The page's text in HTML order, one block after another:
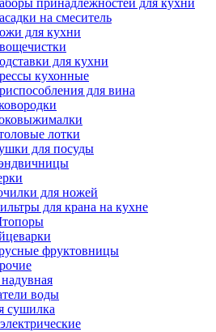
принадлежностей для кухни
на смеситель
для кухни
для кухни
кухонные
для вина
лотки
для посуды
для ножей
для крана на кухне
фруктовницы
воды
сушилка